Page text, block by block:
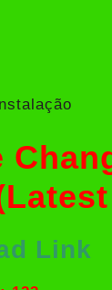
Link